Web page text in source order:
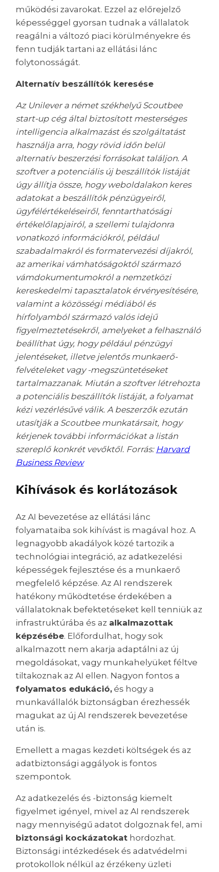
működési zavarokat. Ezzel az előrejelző
képességgel gyorsan tudnak a vállalatok
reagálni a változó piaci körülményekre és
fenn tudják tartani az ellátási lánc
folytonosságát.
Alternatív beszállítók keresése
Az Unilever a német székhelyű Scoutbee
start-up cég által biztosított mesterséges
intelligencia alkalmazást és szolgáltatást
használja arra, hogy rövid időn belül
alternatív beszerzési forrásokat találjon. A
szoftver a potenciális új beszállítók listáját
úgy állítja össze, hogy weboldalakon keres
adatokat a beszállítók pénzügyeiről,
ügyfélértékeléseiről, fenntarthatósági
értékelőlapjairól, a szellemi tulajdonra
vonatkozó információkról, például
szabadalmakról és formatervezési díjakról,
az amerikai vámhatóságoktól származó
vámdokumentumokról a nemzetközi
kereskedelmi tapasztalatok érvényesítésére,
valamint a közösségi médiából és
hírfolyamból származó valós idejű
figyelmeztetésekről, amelyeket a felhasználó
beállíthat úgy, hogy például pénzügyi
jelentéseket, illetve jelentős munkaerő-
felvételeket vagy -megszüntetéseket
tartalmazzanak. Miután a szoftver létrehozta
a potenciális beszállítók listáját, a folyamat
kézi vezérlésűvé válik. A beszerzők ezután
utasítják a Scoutbee munkatársait, hogy
kérjenek további információkat a listán
szereplő konkrét vevőktől. Forrás: Harvard
Business Review
Kihívások és korlátozások
Az AI bevezetése az ellátási lánc
folyamataiba sok kihívást is magával hoz. A
legnagyobb akadályok közé tartozik a
technológiai integráció, az adatkezelési
képességek fejlesztése és a munkaerő
megfelelő képzése. Az AI rendszerek
hatékony működtetése érdekében a
vállalatoknak befektetéseket kell tenniük az
infrastruktúrába és az alkalmazottak
képzésébe. Előfordulhat, hogy sok
alkalmazott nem akarja adaptálni az új
megoldásokat, vagy munkahelyüket féltve
tiltakoznak az AI ellen. Nagyon fontos a
folyamatos edukáció, és hogy a
munkavállalók biztonságban érezhessék
magukat az új AI rendszerek bevezetése
után is.
Emellett a magas kezdeti költségek és az
adatbiztonsági aggályok is fontos
szempontok.
Az adatkezelés és -biztonság kiemelt
figyelmet igényel, mivel az AI rendszerek
nagy mennyiségű adatot dolgoznak fel, ami
biztonsági kockázatokat hordozhat.
Biztonsági intézkedések és adatvédelmi
protokollok nélkül az érzékeny üzleti